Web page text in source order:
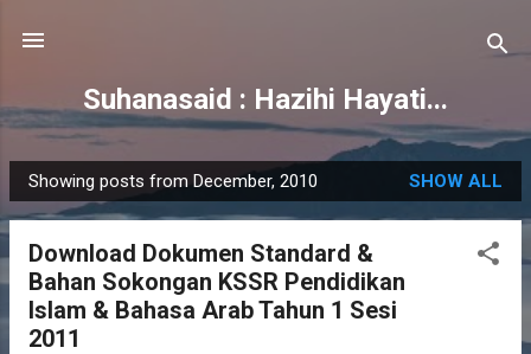
Suhanasaid : Hazihi Hayati...
P
o
Showing posts from December, 2010 SHOW ALL
Download Dokumen Standard &
Bahan Sokongan KSSR Pendidikan
Islam & Bahasa Arab Tahun 1 Sesi
2011